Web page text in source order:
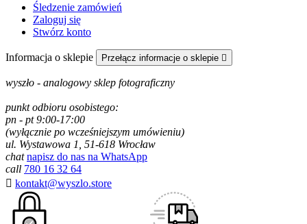
Śledzenie zamówień
Zaloguj się
Stwórz konto
Informacja o sklepie Przełącz informacje o sklepie 
wyszło - analogowy sklep fotograficzny
punkt odbioru osobistego:
pn - pt 9:00-17:00
(wyłącznie po wcześniejszym umówieniu)
ul. Wystawowa 1, 51-618 Wrocław
chat napisz do nas na WhatsApp
call 780 16 32 64
 kontakt@wyszlo.store